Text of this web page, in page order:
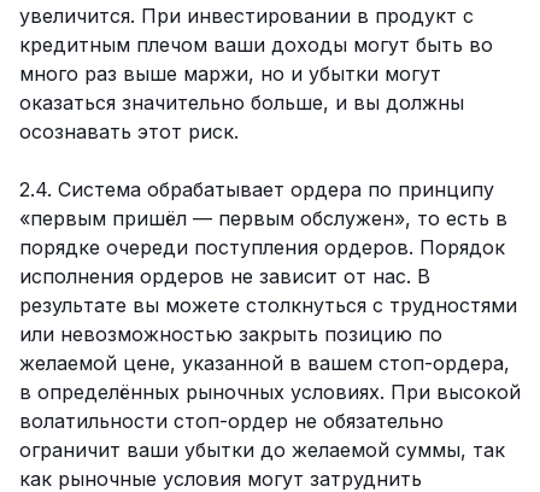
увеличится. При инвестировании в продукт с
кредитным плечом ваши доходы могут быть во
много раз выше маржи, но и убытки могут
оказаться значительно больше, и вы должны
осознавать этот риск.
2.4. Система обрабатывает ордера по принципу
«первым пришёл — первым обслужен», то есть в
порядке очереди поступления ордеров. Порядок
исполнения ордеров не зависит от нас. В
результате вы можете столкнуться с трудностями
или невозможностью закрыть позицию по
желаемой цене, указанной в вашем стоп-ордера,
в определённых рыночных условиях. При высокой
волатильности стоп-ордер не обязательно
ограничит ваши убытки до желаемой суммы, так
как рыночные условия могут затруднить